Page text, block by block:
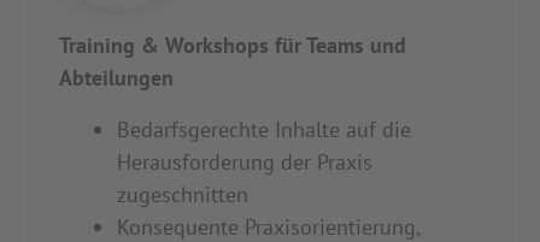
Training & Workshops für Teams und
Abteilungen
Bedarfsgerechte Inhalte auf die
Herausforderung der Praxis
zugeschnitten
Konsequente Praxisorientierung,